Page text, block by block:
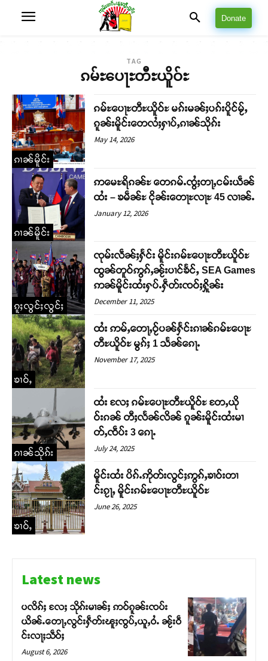
Support SHAN
တႃႇႁႂ်ႈသဵင်ၵၢင်ၸႂ်ၵူၼ်းမိူင်း ၵူႈတီႈၵူႈလႅၼ်ပေႃးတေၸွ
တ်ႇ တူဝ်ႈလုမ်ႈၾႃႉၼၼ်ႉ ၶဝ်ႈႁူမ်ႈၵမ်ႉထႅမ် ၸုမ်းၶၢ
Donate
TAG
ၵမ်ႊပေႃႊတီႊယိူဝ်ႊ
ၵၢၼ်မိူင်း
ၵမ်ႊပေႃႊတီႊယိူဝ်ႊ မၵ်းမၼ်ႈပၵ်းပိူင်မႂ်ႇ
ၵူၼ်းမိူင်းတေလႆႈႁၢပ်ႇၵၢၼ်သိုၵ်း
May 14, 2026
ၵၢၼ်မိူင်း
ဢမေႊရိၵၼ်ႊ တေၵမ်ႉၸွႆႈတႃႇငမ်းယဵၼ်
ထႆး – ၶမဵၼ်ႊ ငိုၼ်းတေႃႊလႃႊ 45 လၢၼ်ႉ
January 12, 2026
ၵူႈလွင်ႈလွင်ႈ
ၸုမ်းလဵၼ်ႈႁႅင်း မိူင်းၵမ်ႊပေႃႊတီႊယိူဝ်ႊ
ထွၼ်တူဝ်ဢွၵ်ႇၼႂ်းပၢင်ၶႅင်ႇ SEA Games
ဢၼ်မိူင်းထႆးႁပ်ႉႁဵတ်းၸဝ်ႈႁိူၼ်း
December 11, 2025
ၶၢဝ်ႇ
ထႆး ဢမ်ႇတေႃႇဝႂ်ပၼ်ႁႅင်းၵၢၼ်ၵမ်ႊပေႃႊ
တီႊယိူဝ်ႊ မွၵ်ႈ 1 သႅၼ်ၵေႃႉ
November 17, 2025
ၵၢၼ်သိုၵ်း
ထႆး လႄႈ ၵမ်ႊပေႃႊတီႊယိူဝ်ႊ တႄႇယို
ဝ်းၵၼ် တီႈလႅၼ်လိၼ် ၵူၼ်းမိူင်းထႆးမၢ
တ်ႇၸဵပ်း 3 ၵေႃႉ
July 24, 2025
ၶၢဝ်ႇ
မိူင်းထႆး ပိၵ်ႉဢိုတ်းလွင်ႈဢွၵ်ႇၶၢဝ်းတၢ
င်းၵႂႃႇ မိူင်းၵမ်ႊပေႃႊတီႊယိူဝ်ႊ
June 26, 2025
Latest news
ပလိၵ်ႈ လႄႈ သိုၵ်းမၢၼ်ႈ ဢဝ်ၵူၼ်းၸပ်း
ယိၼ်ႉတေႃႇလွင်းႁဵတ်းၽူႈၸွပ်ႇယူႇဝႆႉ ၼႂ်းဝဵ
င်းလႃႈသဵဝ်ႈ
August 6, 2026